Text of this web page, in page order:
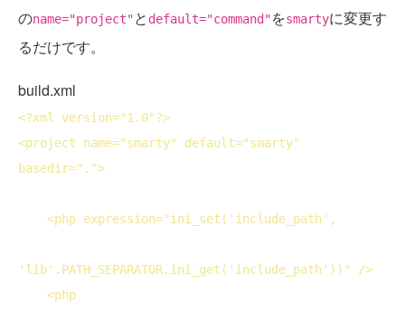
のname="project"と default="command"をsmartyに変更す
るだけです。
build.xml
<?xml version="1.0"?>
<project name="smarty" default
basedir=".">
<php expression="ini_set('include_path',
'lib'.PATH_SEPARATOR.ini_get('include_path'))" />
<php